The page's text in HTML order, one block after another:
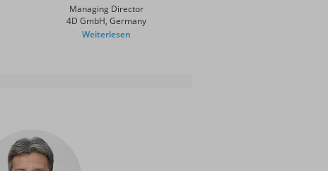
Managing Director
4D GmbH, Germany
Weiterlesen